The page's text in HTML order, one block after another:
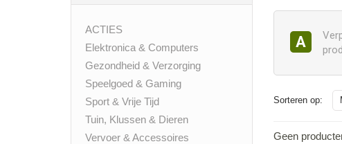
ACTIES
Elektronica & Computers
Gezondheid & Verzorging
Speelgoed & Gaming
Sport & Vrije Tijd
Tuin, Klussen & Dieren
Vervoer & Accessoires
A
Sorteren op:
Geen